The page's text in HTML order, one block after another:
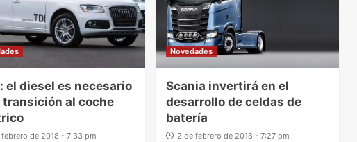
el diesel es necesario
transición al coche
febrero de 2018 - 7:33 pm
Novedades
Scania invertirá en el
desarrollo de celdas de
batería
2 de febrero de 2018 - 7:27 pm